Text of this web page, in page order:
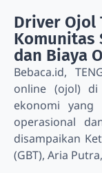
Driver Ojol
Komunitas
dan Biaya
Bebaca.id,
online (ojol) di
ekonomi
operasional
disampaikan
(GBT), Aria